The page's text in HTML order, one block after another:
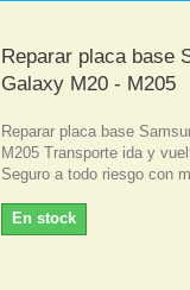
Reparar placa base
Galaxy M20 - M205
Reparar placa base
M205 Transporte ida y
Seguro a todo riesgo con
En stock